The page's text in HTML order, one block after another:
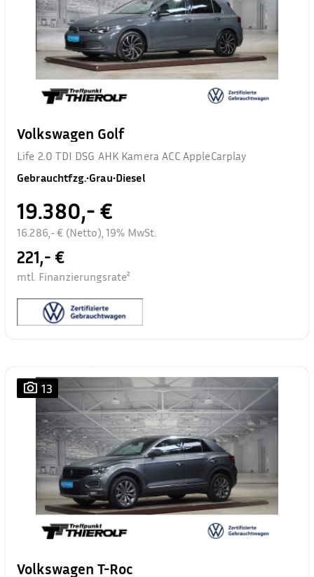
Volkswagen Golf
Life 2.0 TDI DSG AHK Kamera ACC AppleCarplay
Gebrauchtfzg.•Grau•Diesel
19.380,- €
16.286,- € (Netto), 19% MwSt.
221,- €
mtl. Finanzierungsrate²
13
Volkswagen T-Roc